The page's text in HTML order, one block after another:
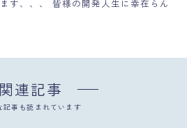
す、、、 皆様の開発人生に幸在らん
関連記事
記事も読まれています